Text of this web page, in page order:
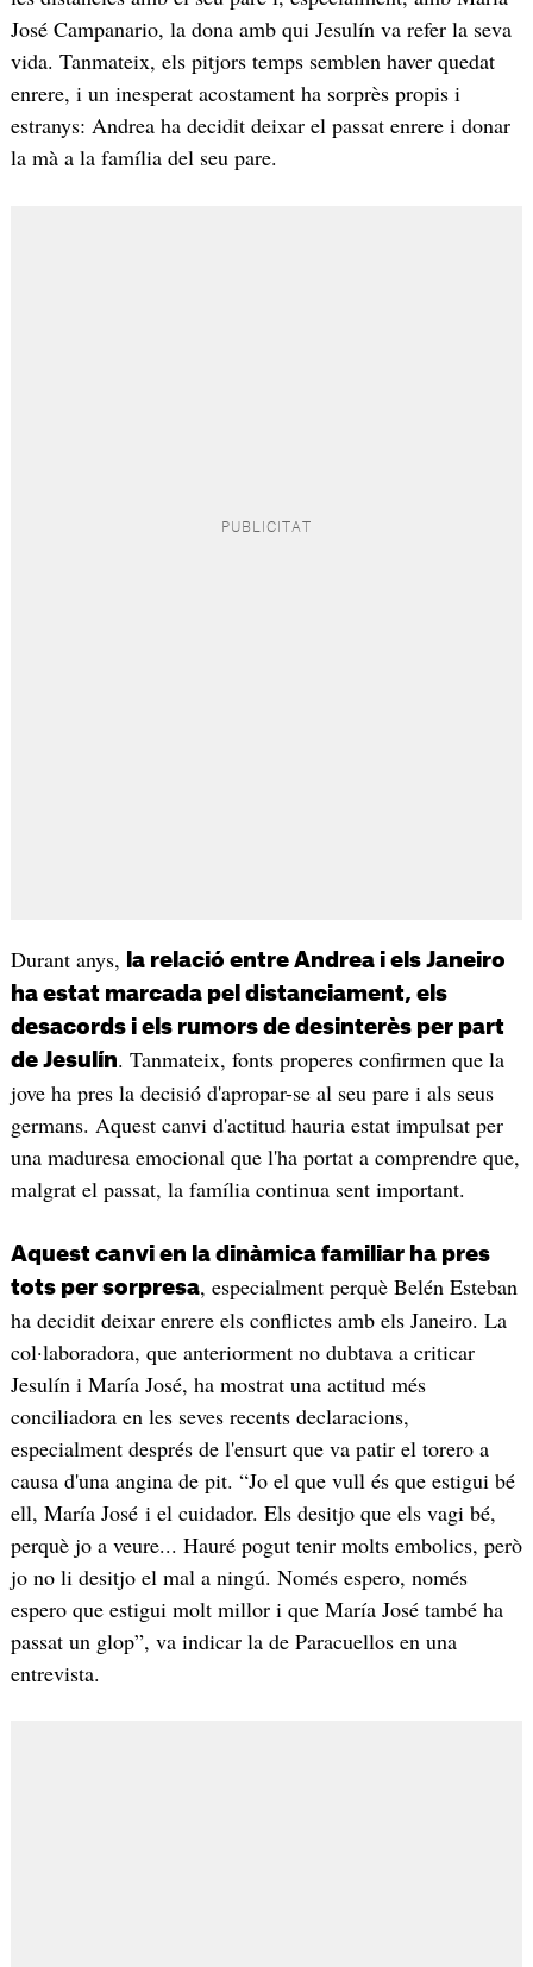
José Campanario, la dona amb qui Jesulín va refer la seva
vida. Tanmateix, els pitjors temps semblen haver quedat
enrere, i un inesperat acostament ha sorprès propis i
estranys: Andrea ha decidit deixar el passat enrere i donar
la mà a la família del seu pare.
Durant anys,
la relació entre Andrea i els Janeiro
ha estat marcada pel distanciament, els
desacords i els rumors de desinterès per part
de Jesulín. Tanmateix, fonts properes confirmen que la
jove ha pres la decisió d'apropar-se al seu pare i als seus
germans. Aquest canvi d'actitud hauria estat impulsat per
una maduresa emocional que l'ha portat a comprendre que,
malgrat el passat, la família continua sent important.
Aquest canvi en la dinàmica familiar ha pres
tots per sorpresa, especialment perquè Belén Esteban
ha decidit deixar enrere els conflictes amb els Janeiro. La
col·laboradora, que anteriorment no dubtava a criticar
Jesulín i María José, ha mostrat una actitud més
conciliadora en les seves recents declaracions,
especialment després de l'ensurt que va patir el torero a
causa d'una angina de pit. “Jo el que vull és que estigui bé
ell, María José i el cuidador. Els desitjo que els vagi bé,
perquè jo a veure... Hauré pogut tenir molts embolics, però
jo no li desitjo el mal a ningú. Només espero, només
espero que estigui molt millor i que María José també ha
passat un glop”, va indicar la de Paracuellos en una
entrevista.